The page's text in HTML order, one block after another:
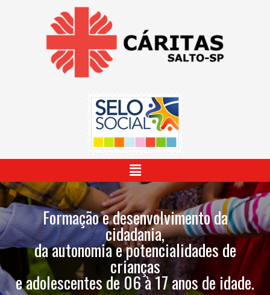
Menu
Formação e desenvolvimento da
cidadania,
da autonomia e potencialidades de
crianças
e adolescentes de 06 à 17 anos de idade.